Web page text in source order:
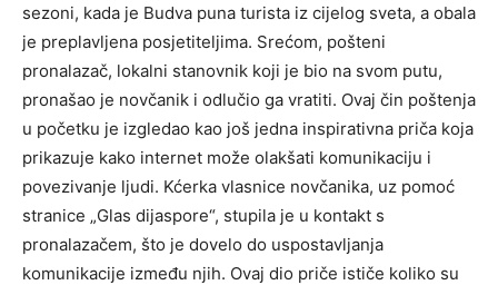
sezoni, kada je Budva puna turista iz cijelog sveta, a obala
je preplavljena posjetiteljima. Srećom, pošteni
pronalazač, lokalni stanovnik koji je bio na svom putu,
pronašao je novčanik i odlučio ga vratiti. Ovaj čin poštenja
u početku je izgledao kao još jedna inspirativna priča koja
prikazuje kako internet može olakšati komunikaciju i
povezivanje ljudi. Kćerka vlasnice novčanika, uz pomoć
stranice „Glas dijaspore“, stupila je u kontakt s
pronalazačem, što je dovelo do uspostavljanja
komunikacije između njih. Ovaj dio priče ističe koliko su